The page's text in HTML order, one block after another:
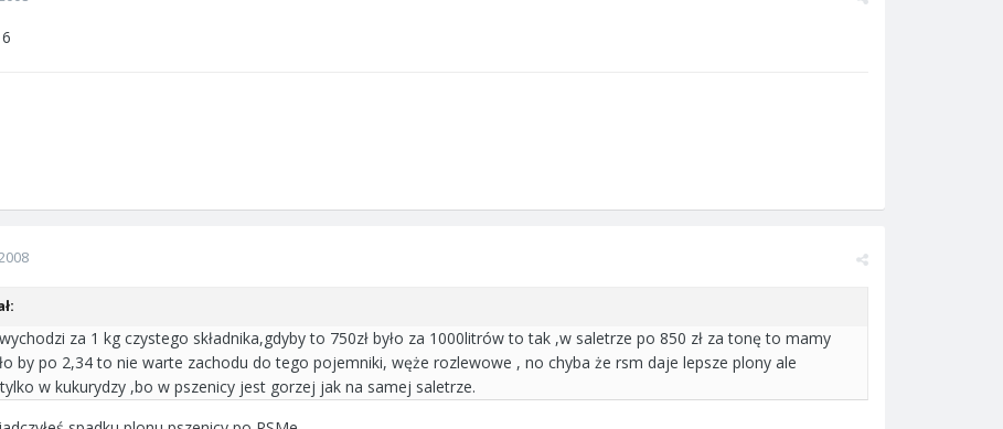
za 1 kg czystego składnika,gdyby to 750zł było za 1000litrów to tak ,w saletrze po 850 zł za tonę to mamy
by po 2,34 to nie warte zachodu do tego pojemniki, węże rozlewowe , no chyba że rsm daje lepsze plony ale
w kukurydzy ,bo w pszenicy jest gorzej jak na samej saletrze.